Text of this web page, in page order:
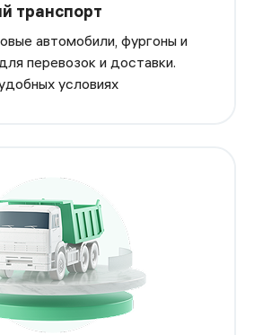
транспорт
автомобили, фургоны и
перевозок и доставки.
условиях